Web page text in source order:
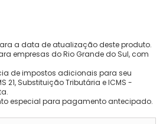
a data de atualização deste produto.
empresas do Rio Grande do Sul, com
de impostos adicionais para seu
21, Substituição Tributária e ICMS -
especial para pagamento antecipado.